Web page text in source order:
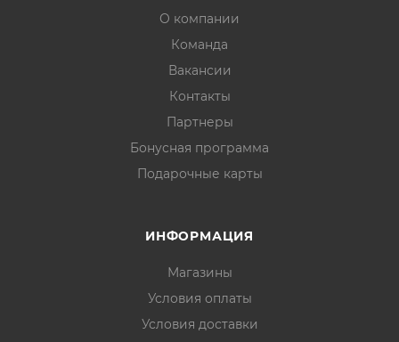
О компании
Команда
Вакансии
Контакты
Партнеры
Бонусная программа
Подарочные карты
ИНФОРМАЦИЯ
Магазины
Условия оплаты
Условия доставки